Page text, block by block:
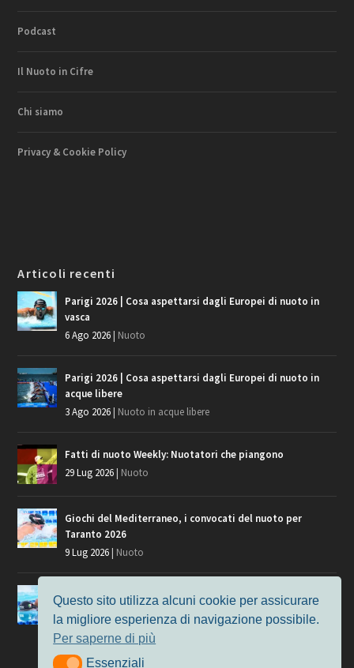
Podcast
Il Nuoto in Cifre
Chi siamo
Privacy & Cookie Policy
Articoli recenti
Parigi 2026 | Cosa aspettarsi dagli Europei di nuoto in
vasca
6 Ago 2026| Nuoto
Parigi 2026 | Cosa aspettarsi dagli Europei di nuoto in
acque libere
3 Ago 2026| Nuoto in acque libere
Fatti di nuoto Weekly: Nuotatori che piangono
29 Lug 2026| Nuoto
Giochi del Mediterraneo, i convocati del nuoto per
Taranto 2026
9 Lug 2026| Nuoto
Europei di Nuoto Parigi 2026: fra veterani e giovani, chi
7 Lug 2026
Nuoto
Questo sito utilizza alcuni cookie per assicurare
la migliore esperienza di navigazione possibile.
Per saperne di più
EssenzialiEssenziali